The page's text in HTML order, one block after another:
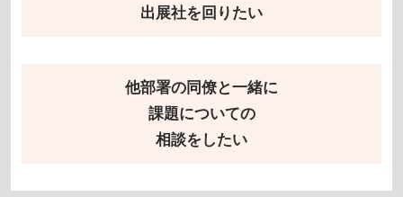
出展社を回りたい
他部署の同僚と一緒に
課題についての
相談をしたい